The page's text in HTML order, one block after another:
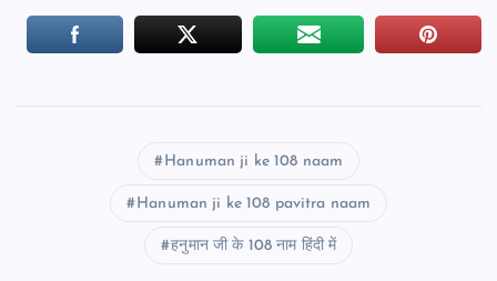
Hanuman ji ke 108 naam
Hanuman ji ke 108 pavitra naam
हनुमान जी के 108 नाम हिंदी में